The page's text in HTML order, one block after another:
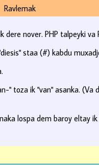
Ravlemak
nover. PHP talpeyki va
staa (#) kabdu
" toza ik "van" asanka.
lospa dem baroy eltay